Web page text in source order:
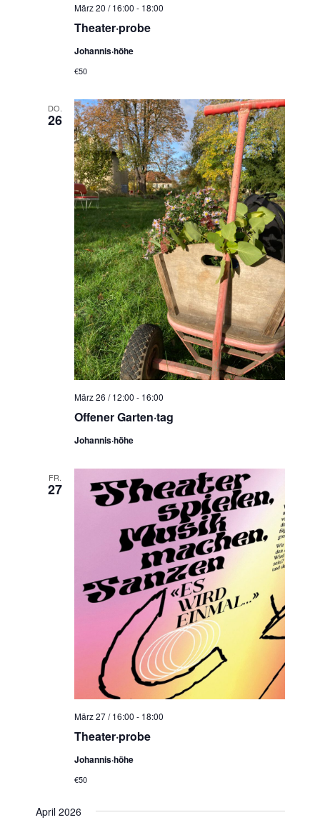
Theater·probe
März 20 / 16:00 - 18:00
Johannis·höhe
€50
DO.
26
Offener Garten·tag
März 26 / 12:00 - 16:00
Johannis·höhe
FR.
27
Theater·probe
März 27 / 16:00 - 18:00
Johannis·höhe
€50
April 2026